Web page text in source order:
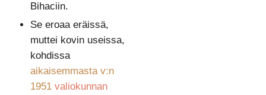
Bihaciin.
Se eroaa eräissä,
muttei kovin useissa,
kohdissa
aikaisemmasta v:n
1951 valiokunnan